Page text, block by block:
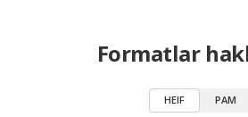
Formatlar
HEIF PAM